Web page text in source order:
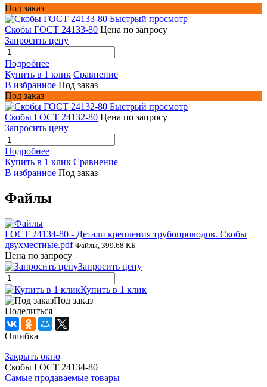
Под заказ
Быстрый просмотр
Скобы ГОСТ 24133-80 Цена по запросу
Запросить цену
Подробнее
Купить в 1 клик Сравнение
В избранное Под заказ
Под заказ
Быстрый просмотр
Скобы ГОСТ 24132-80 Цена по запросу
Запросить цену
Подробнее
Купить в 1 клик Сравнение
В избранное Под заказ
Файлы
ГОСТ 24134-80 - Детали крепления трубопроводов. Скобы
двухместные.pdf Файлы, 399.68 КБ
Цена по запросу
Запросить цену
Купить в 1 клик
Под заказ
Поделиться
Ошибка
Закрыть окно
Скобы ГОСТ 24134-80
Самые продаваемые товары